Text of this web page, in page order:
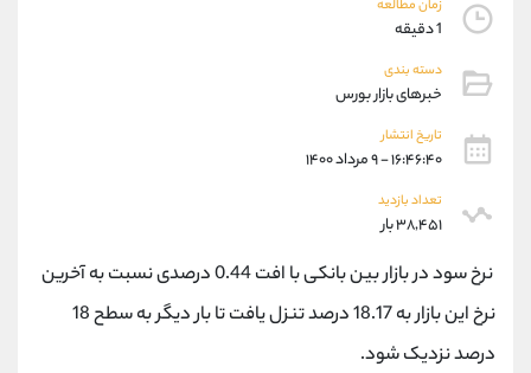
زمان مطالعه
1 دقیقه
دسته بندی
خبرهای بازار بورس
تاریخ انتشار
۱۶:۴۶:۴۰ - ۹ مرداد ۱۴۰۰
تعداد بازدید
۳۸,۴۵۱ بار
نرخ سود در بازار بین بانکی با افت 0.44 درصدی نسبت به آخرین
نرخ این بازار به 18.17 درصد تنزل یافت تا بار دیگر به سطح 18
درصد نزدیک شود.
موبایل
تلگرام
تلفن
بدون پیش شماره 90001030
اینستاگرام @alireza.mehrabii
کانال تلگرام
کانال بله